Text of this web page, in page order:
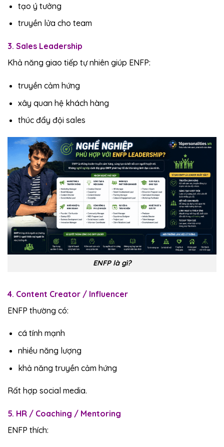
tạo ý tưởng
truyền lửa cho team
3. Sales Leadership
Khả năng giao tiếp tự nhiên giúp ENFP:
truyền cảm hứng
xây quan hệ khách hàng
thúc đẩy đội sales
ENFP là gì?
4. Content Creator / Influencer
ENFP thường có:
cá tính mạnh
nhiều năng lượng
khả năng truyền cảm hứng
Rất hợp social media.
5. HR / Coaching / Mentoring
ENFP thích: